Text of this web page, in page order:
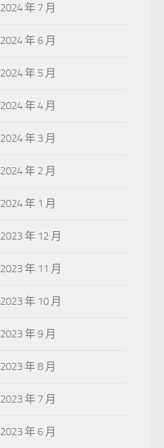
2024 年 7 月
2024 年 6 月
2024 年 5 月
2024 年 4 月
2024 年 3 月
2024 年 2 月
2024 年 1 月
2023 年 12 月
2023 年 11 月
2023 年 10 月
2023 年 9 月
2023 年 8 月
2023 年 7 月
2023 年 6 月